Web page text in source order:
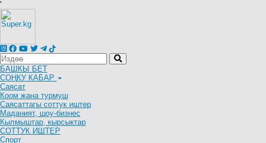
'
БАШКЫ БЕТ
СОҢКУ КАБАР
Саясат
Коом жана турмуш
Саясаттагы соттук иштер
Маданият, шоу-бизнес
Кылмыштар, кырсыктар
СОТТУК ИШТЕР
Спорт